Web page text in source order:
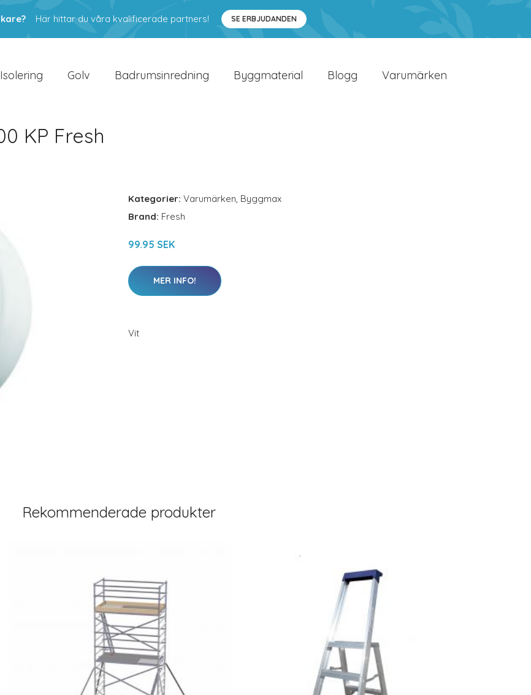
Här hittar du våra kvalificerade partners! SE ERBJUDANDEN
Isolering Golv Badrumsinredning Byggmaterial Blogg Varumärken
KP Fresh
Kategorier: Varumärken, Byggmax
Brand: Fresh
99.95 SEK
MER INFO!
Vit
Rekommenderade produkter